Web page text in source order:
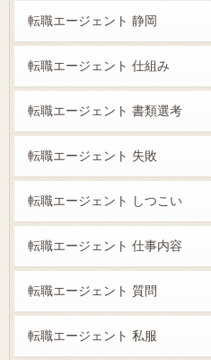
転職エージェント 静岡
転職エージェント 仕組み
転職エージェント 書類選考
転職エージェント 失敗
転職エージェント しつこい
転職エージェント 仕事内容
転職エージェント 質問
転職エージェント 私服